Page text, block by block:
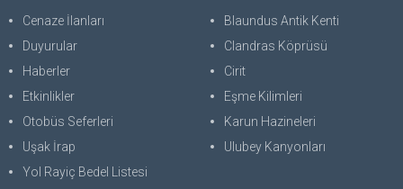
Cenaze İlanları
Duyurular
Haberler
Etkinlikler
Otobüs Seferleri
Uşak İrap
Yol Rayiç Bedel Listesi
Blaundus Antik Kenti
Clandras Köprüsü
Cirit
Eşme Kilimleri
Karun Hazineleri
Ulubey Kanyonları